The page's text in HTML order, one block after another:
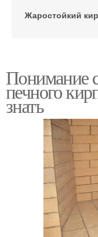
Жаростойкий
Понимание
печного
знать